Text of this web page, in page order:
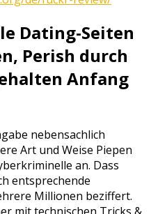
Dating-Seiten
Perish durch
Anfang
nebensachlich
Art und Weise Piepen
an. Dass
entsprechende
Millionen beziffert.